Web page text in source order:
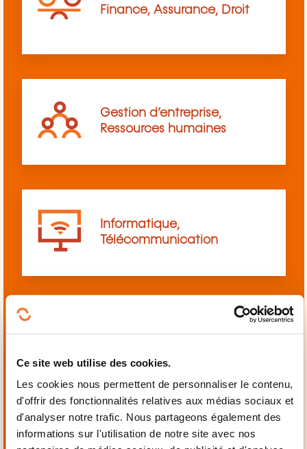
Ce site web utilise des cookies.
Les cookies nous permettent de personnaliser le contenu,
d'offrir des fonctionnalités relatives aux médias sociaux et
d'analyser notre trafic. Nous partageons également des
informations sur l'utilisation de notre site avec nos
Finance, Assurance, Droit
Gestion d’entreprise,
Ressources humaines
Informatique,
Télécommunication
Mécanique,